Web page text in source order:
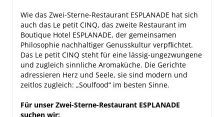
Wie das Zwei-Sterne-Restaurant ESPLANADE hat sich
auch das Le petit CINQ, das zweite Restaurant im
Boutique Hotel ESPLANADE, der gemeinsamen
Philosophie nachhaltiger Genusskultur verpflichtet.
Das Le petit CINQ steht für eine lässig-ungezwungene
und zugleich sinnliche Aromaküche. Die Gerichte
adressieren Herz und Seele, sie sind modern und
zeitlos zugleich: „Soulfood“ im besten Sinne.
Für unser Zwei-Sterne-Restaurant ESPLANADE
suchen wir: